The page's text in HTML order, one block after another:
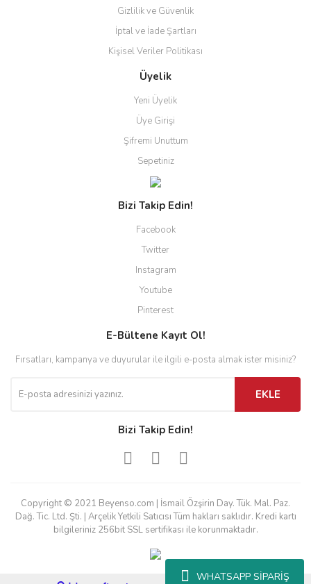
WHATSAPP SİPARİŞ
Gizlilik ve Güvenlik
İptal ve İade Şartları
Kişisel Veriler Politikası
Üyelik
Yeni Üyelik
Üye Girişi
Şifremi Unuttum
Sepetiniz
Bizi Takip Edin!
Facebook
Twitter
Instagram
Youtube
Pinterest
E-Bültene Kayıt Ol!
Fırsatları, kampanya ve duyurular ile ilgili e-posta almak ister misiniz?
EKLE
Bizi Takip Edin!
Copyright © 2021 Beyenso.com | İsmail Özşirin Day. Tük. Mal. Paz.
Dağ. Tic. Ltd. Şti. | Arçelik Yetkili Satıcısı Tüm hakları saklıdır. Kredi kartı
bilgileriniz 256bit SSL sertifikası ile korunmaktadır.